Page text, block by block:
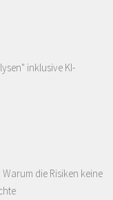
" inklusive KI-
die Risiken keine